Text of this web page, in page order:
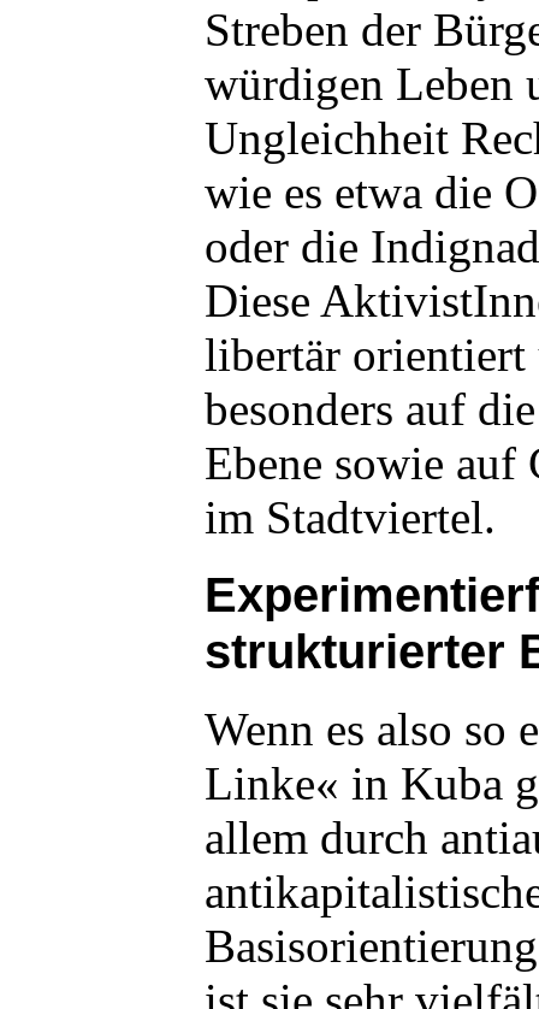
Streben der
würdigen Leben
Ungleichheit
wie es etwa die
oder die
Diese
libertär orientiert
besonders auf
Ebene sowie
im Stadtviertel.
strukturierter
Wenn es also so
Linke« in Kuba
allem durch